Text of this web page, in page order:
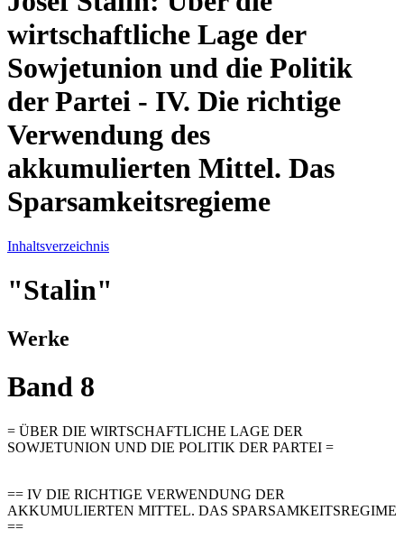
wirtschaftliche Lage der
Sowjetunion und die Politik
der Partei - IV. Die richtige
Verwendung des
akkumulierten Mittel. Das
Sparsamkeitsregieme
Inhaltsverzeichnis
"Stalin"
Werke
Band 8
= ÜBER DIE WIRTSCHAFTLICHE LAGE DER
SOWJETUNION UND DIE POLITIK DER PARTEI =
== IV DIE RICHTIGE VERWENDUNG DER
AKKUMULIERTEN MITTEL. DAS SPARSAMKEITSREGIME
==